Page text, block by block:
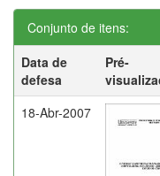
Conjunto de itens:
Data de
defesa
Pré-
18-Abr-2007